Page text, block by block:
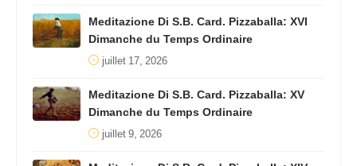
Meditazione Di S.B. Card. Pizzaballa: XVI
Dimanche du Temps Ordinaire
juillet 17, 2026
Meditazione Di S.B. Card. Pizzaballa: XV
Dimanche du Temps Ordinaire
juillet 9, 2026